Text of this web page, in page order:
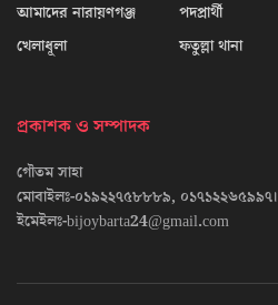
আমাদের নারায়ণগঞ্জ
খেলাধূলা
পদপ্রার্থী
ফতুল্লা থানা
প্রকাশক ও সম্পাদক
গৌতম সাহা
মোবাইলঃ-০১৯২২৭৫৮৮৮৯, ০১৭১২২৬৫৯৯৭।
ইমেইলঃ-bijoybarta24@gmail.com